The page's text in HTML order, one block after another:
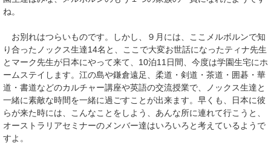
ね。
お別れはつらいものです。しかし、９月には、ここメルボルンで知
り合ったノックス生達14名と、ここで大変お世話になったティナ先生
とマーク先生が日本にやって来て、10泊11日間、今度は学園生宅にホ
ームステイします。江の島や鎌倉遠足、柔道・剣道・茶道・囲碁・華
道・書道などのカルチャー講座や英語の交流授業で、ノックス生達と
一緒に素敵な時間を一緒に過ごすことが出来ます。早くも、日本に彼
らが来た時には、こんなことをしよう、あんな所に連れて行こうと、
オーストラリアセミナーのメンバー達はいろいろと考えているようで
すよ。